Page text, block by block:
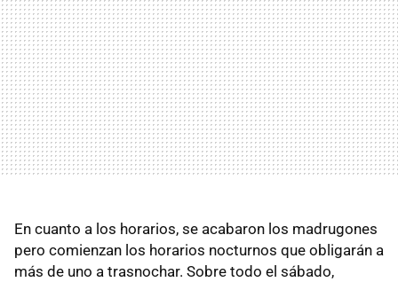
En cuanto a los horarios, se acabaron los madrugones
pero comienzan los horarios nocturnos que obligarán a
más de uno a trasnochar. Sobre todo el sábado,